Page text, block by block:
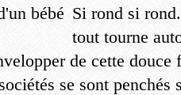
Si rond si
tout tourne
de cette
se sont penchés